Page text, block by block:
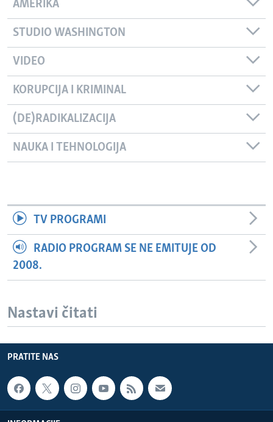
AMERIKA
STUDIO WASHINGTON
VIDEO
KORUPCIJA I KRIMINAL
(DE)RADIKALIZACIJA
NAUKA I TEHNOLOGIJA
TV PROGRAMI
RADIO PROGRAM SE NE EMITUJE OD
2008.
Nastavi čitati
PRATITE NAS